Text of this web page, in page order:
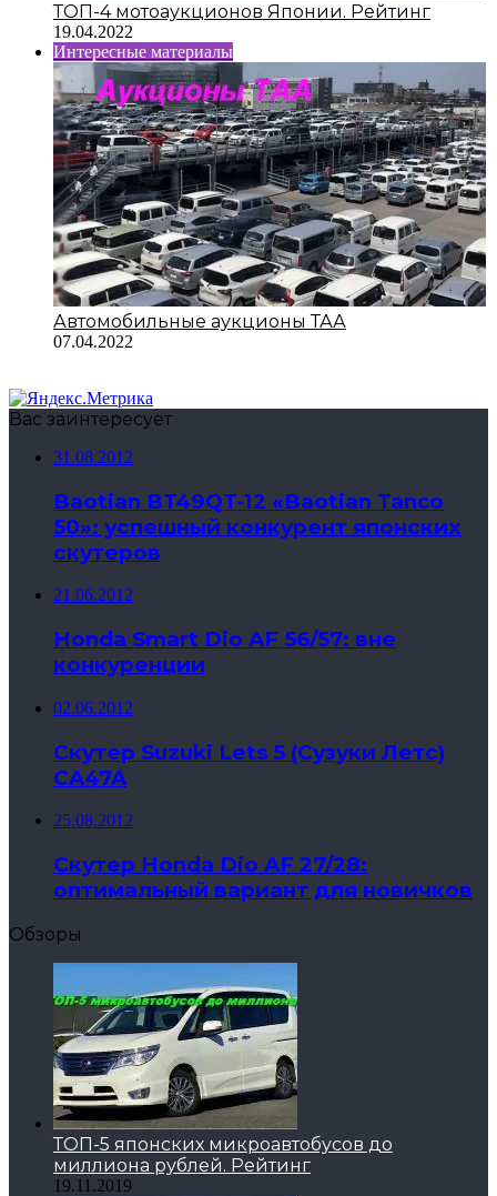
ТОП-4 мотоаукционов Японии. Рейтинг
19.04.2022
Интересные материалы
Автомобильные аукционы ТАА
07.04.2022
Вас заинтересует
31.08.2012
Baotian BT49QT-12 «Baotian Tanco
50»: успешный конкурент японских
скутеров
21.06.2012
Honda Smart Dio AF 56/57: вне
конкуренции
02.06.2012
Скутер Suzuki Lets 5 (Сузуки Летс)
CA47A
25.08.2012
Скутер Honda Dio AF 27/28:
оптимальный вариант для новичков
Обзоры
ТОП-5 японских микроавтобусов до
миллиона рублей. Рейтинг
19.11.2019